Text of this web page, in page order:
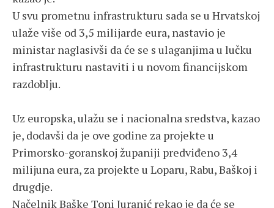
U svu prometnu infrastrukturu sada se u Hrvatskoj
ulaže više od 3,5 milijarde eura, nastavio je
ministar naglasivši da će se s ulaganjima u lučku
infrastrukturu nastaviti i u novom financijskom
razdoblju.
Uz europska, ulažu se i nacionalna sredstva, kazao
je, dodavši da je ove godine za projekte u
Primorsko-goranskoj županiji predviđeno 3,4
milijuna eura, za projekte u Loparu, Rabu, Baškoj i
drugdje.
Načelnik Baške Toni Juranić rekao je da će se